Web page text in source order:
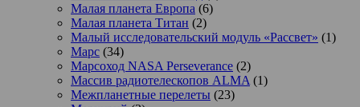
Малая планета Европа (6)
Малая планета Титан (2)
Малый исследовательский модуль «Рассвет» (1)
Марс (34)
Марсоход NASA Perseverance (2)
Массив радиотелескопов ALMA (1)
Межпланетные перелеты (23)